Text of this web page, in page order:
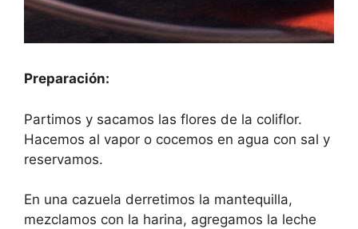
Preparación:
Partimos y sacamos las flores de la coliflor.
Hacemos al vapor o cocemos en agua con sal y
reservamos.
En una cazuela derretimos la mantequilla,
mezclamos con la harina, agregamos la leche